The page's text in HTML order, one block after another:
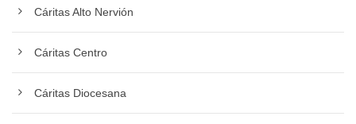
Cáritas Alto Nervión
Cáritas Centro
Cáritas Diocesana